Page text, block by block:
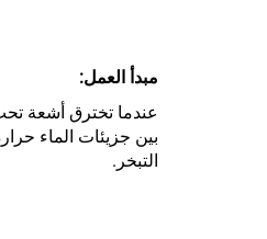
مبدأ العمل:
عندما تخترق أشعة
بين جزيئات الماء
التبخر.